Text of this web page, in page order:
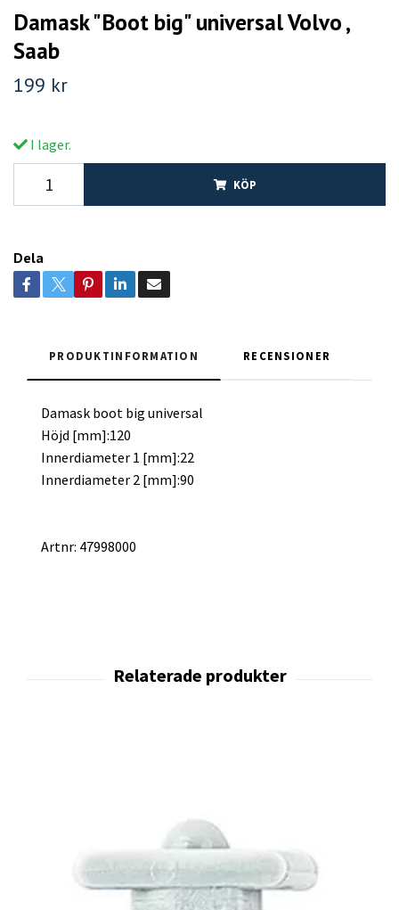
Damask "Boot big" universal Volvo ,
Saab
199 kr
I lager.
KÖP
Dela
PRODUKTINFORMATION RECENSIONER
Damask boot big universal
Höjd [mm]:120
Innerdiameter 1 [mm]:22
Innerdiameter 2 [mm]:90
Artnr: 47998000